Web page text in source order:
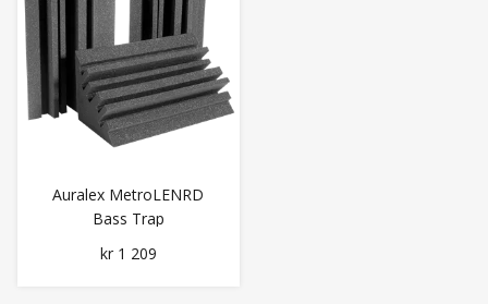
Auralex MetroLENRD
Bass Trap
kr 1 209